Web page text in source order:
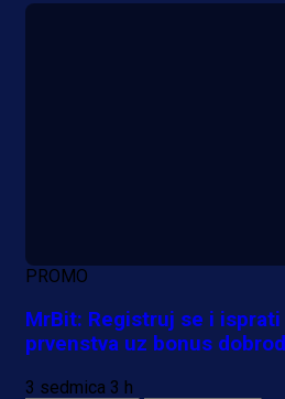
PROMO
MrBit: Registruj se i
prvenstva uz bonus
3 sedmica 3 h